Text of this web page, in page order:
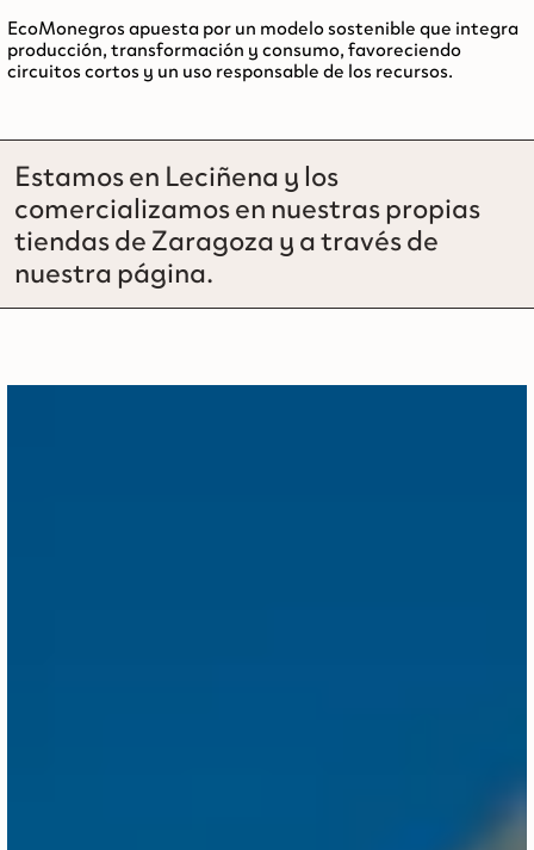
EcoMonegros apuesta por un modelo sostenible que integra
producción, transformación y consumo, favoreciendo
circuitos cortos y un uso responsable de los recursos.
Estamos en Leciñena y los
comercializamos en nuestras propias
tiendas de Zaragoza y a través de
nuestra página.